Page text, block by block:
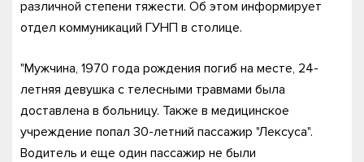
различной степени тяжести. Об этом информирует
отдел коммуникаций ГУНП в столице.
"Мужчина, 1970 года рождения погиб на месте, 24-
летняя девушка с телесными травмами была
доставлена в больницу. Также в медицинское
учреждение попал 30-летний пассажир "Лексуса".
Водитель и еще один пассажир не были